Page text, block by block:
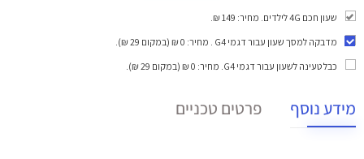
שעון חכם 4G לילדים. מחיר: 149 ₪.
מדבקה למסך שעון עבור דגמי G4
. מחיר: 0 ₪ (במקום 29 ₪).
כבל טעינה לשעון עבור דגמי G4
. מחיר: 0 ₪ (במקום 29 ₪).
מידע נוסף פרטים טכניים